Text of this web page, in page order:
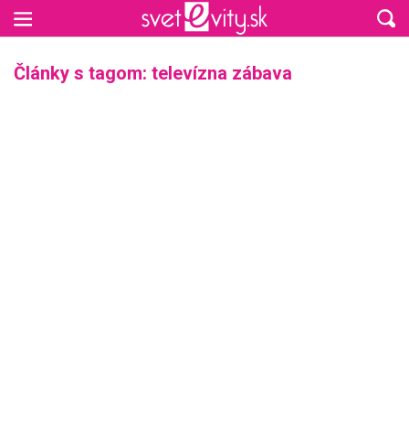
Články s tagom: televízna zábava